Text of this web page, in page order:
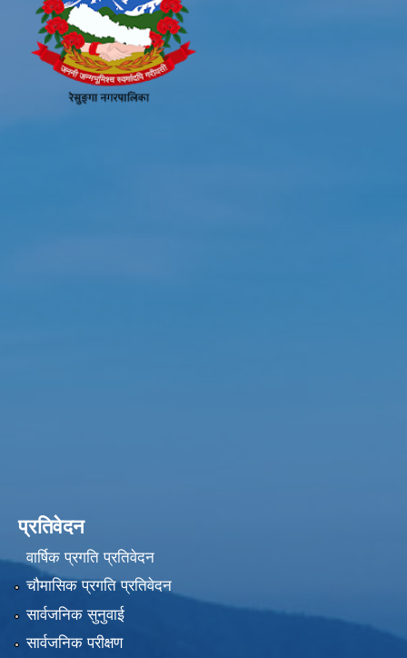
प्रतिवेदन
वार्षिक प्रगति प्रतिवेदन
चौमासिक प्रगति प्रतिवेदन
सार्वजनिक सुनुवाई
सार्वजनिक परीक्षण